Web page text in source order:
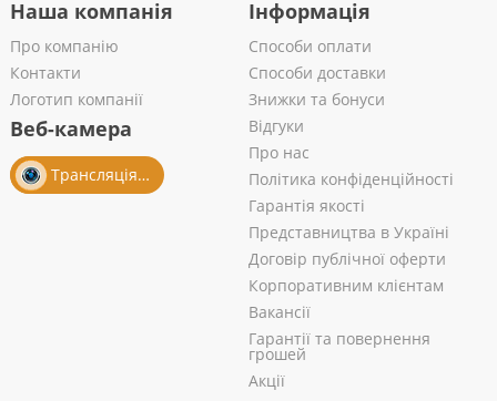
Наша компанія
Про компанію
Контакти
Логотип компанії
Веб-камера
Трансляція із салону
Інформація
Способи оплати
Способи доставки
Знижки та бонуси
Відгуки
Про нас
Політика конфіденційності
Гарантія якості
Представництва в Україні
Договір публічної оферти
Корпоративним клієнтам
Вакансії
Гарантії та повернення
грошей
Акції